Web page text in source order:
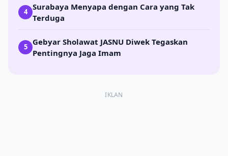
4
Surabaya Menyapa dengan Cara yang Tak
Terduga
5
Gebyar Sholawat JASNU Diwek Tegaskan
Pentingnya Jaga Imam
IKLAN